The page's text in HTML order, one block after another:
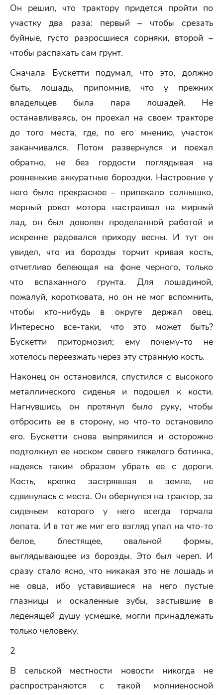
Он решил, что трактору придется пройти по
участку два раза: первый – чтобы срезать
буйные, густо разросшиеся сорняки, второй –
чтобы распахать сам грунт.
Сначала Бускетти подумал, что это, должно
быть, лошадь, припомнив, что у прежних
владельцев была пара лошадей. Не
останавливаясь, он проехал на своем тракторе
до того места, где, по его мнению, участок
заканчивался. Потом развернулся и поехал
обратно, не без гордости поглядывая на
ровненькие аккуратные бороздки. Настроение у
него было прекрасное – припекало солнышко,
мерный рокот мотора настраивал на мирный
лад, он был доволен проделанной работой и
искренне радовался приходу весны. И тут он
увидел, что из борозды торчит кривая кость,
отчетливо белеющая на фоне черного, только
что вспаханного грунта. Для лошадиной,
пожалуй, коротковата, но он не мог вспомнить,
чтобы кто-нибудь в округе держал овец.
Интересно все-таки, что это может быть?
Бускетти притормозил; ему почему-то не
хотелось переезжать через эту странную кость.
Наконец он остановился, спустился с высокого
металлического сиденья и подошел к кости.
Нагнувшись, он протянул было руку, чтобы
отбросить ее в сторону, но что-то остановило
его. Бускетти снова выпрямился и осторожно
подтолкнул ее носком своего тяжелого ботинка,
надеясь таким образом убрать ее с дороги.
Кость, крепко застрявшая в земле, не
сдвинулась с места. Он обернулся на трактор, за
сиденьем которого у него всегда торчала
лопата. И в тот же миг его взгляд упал на что-то
белое, блестящее, овальной формы,
выглядывающее из борозды. Это был череп. И
сразу стало ясно, что никакая это не лошадь и
не овца, ибо уставившиеся на него пустые
глазницы и оскаленные зубы, застывшие в
леденящей душу усмешке, могли принадлежать
только человеку.
2
В сельской местности новости никогда не
распространяются с такой молниеносной